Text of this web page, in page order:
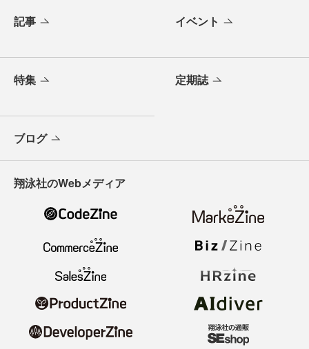
記事 イベント
特集 定期誌
ブログ
翔泳社のWebメディア